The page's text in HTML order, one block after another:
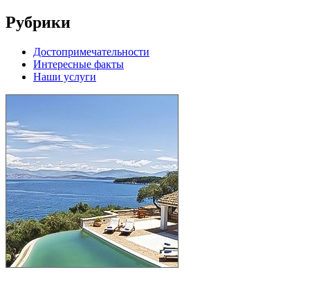
Рубрики
Достопримечательности
Интересные факты
Наши услуги